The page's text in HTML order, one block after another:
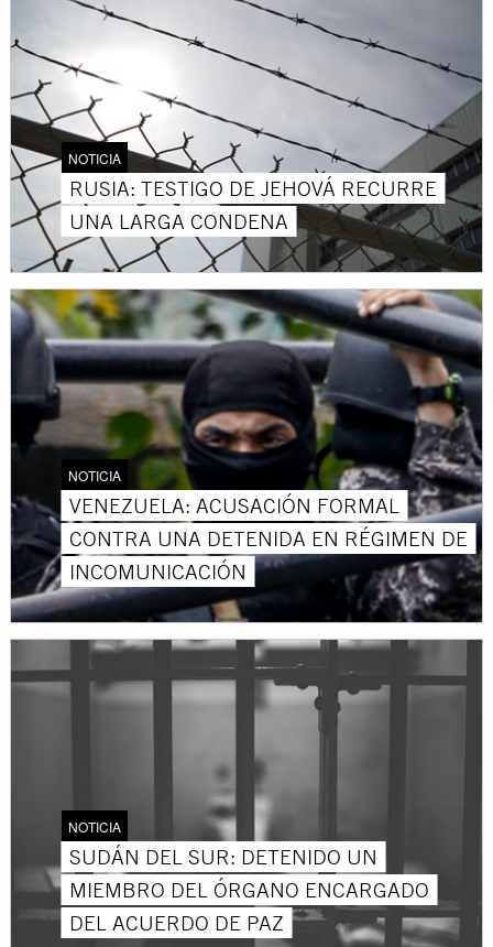
NOTICIA
RUSIA: TESTIGO DE JEHOVÁ RECURRE
UNA LARGA CONDENA
NOTICIA
VENEZUELA: ACUSACIÓN FORMAL
CONTRA UNA DETENIDA EN RÉGIMEN DE
INCOMUNICACIÓN
NOTICIA
SUDÁN DEL SUR: DETENIDO UN
MIEMBRO DEL ÓRGANO ENCARGADO
DEL ACUERDO DE PAZ